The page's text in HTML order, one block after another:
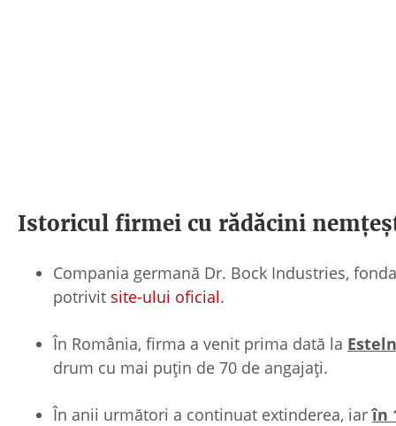
Istoricul firmei cu rădăcini
Compania germană Dr. Bock Industries,
potrivit site-ului oficial.
În România, firma a venit prima dată la
drum cu mai puțin de 70 de angajați.
În anii următori a continuat extinderea, iarîn